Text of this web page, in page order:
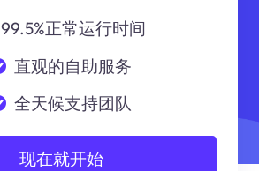
99.5%正常运行时间
直观的自助服务
全天候支持团队
现在就开始